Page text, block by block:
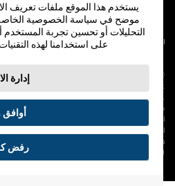
والأحكام سياسة الخصوصية
المجس، فري ستايل، وليبري، والعلامات
لا يجوز استخدام أي علامة تجارية أو الاسم التجاري أو
دون الحصول على إذن كتابي مسبق من أبوت، إلا
والمعلومات التي تحتويه مقصودة لسكان
والبيانات الواردة صورية لأغراض توضيحية فقط.
ADC-53188-
يستخدم هذا الموقع ملفات تعريف
موضح في سياسة الخصوصية الخاصة
التحليلات أو تحسين تجربة المستخدم أو
على استخدامنا لهذه التقنيات
إدارة
أوافق
رفض